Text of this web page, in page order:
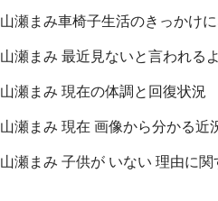
山瀬まみ車椅子生活のきっかけ
山瀬まみ 最近見ないと言われる
山瀬まみ 現在の体調と回復状況
山瀬まみ 現在 画像から分かる近
山瀬まみ 子供が いない 理由に関